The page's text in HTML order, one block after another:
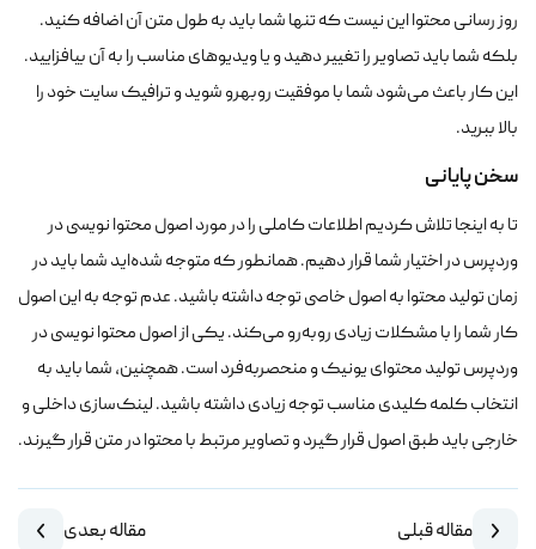
روز رسانی محتوا این نیست که تنها شما باید به طول متن آن اضافه کنید.
بلکه شما باید تصاویر را تغییر دهید و یا ویدیوهای مناسب را به آن بیافزایید.
این کار باعث می‌شود شما با موفقیت روبه‎رو شوید و ترافیک سایت خود را
بالا ببرید.
سخن پایانی
تا به اینجا تلاش کردیم اطلاعات کاملی را در مورد اصول محتوا نویسی در
وردپرس در اختیار شما قرار دهیم. همانطور که متوجه شده‌اید شما باید در
زمان تولید محتوا به اصول خاصی توجه داشته باشید. عدم توجه به این اصول
کار شما را با مشکلات زیادی روبه‌رو می‌کند. یکی از اصول محتوا نویسی در
وردپرس تولید محتوای یونیک و منحصربه‌فرد است. همچنین، شما باید به
انتخاب کلمه کلیدی مناسب توجه زیادی داشته باشید. لینک‌سازی داخلی و
خارجی باید طبق اصول قرار گیرد و تصاویر مرتبط با محتوا در متن قرار گیرند.
مقاله قبلی مقاله بعدی